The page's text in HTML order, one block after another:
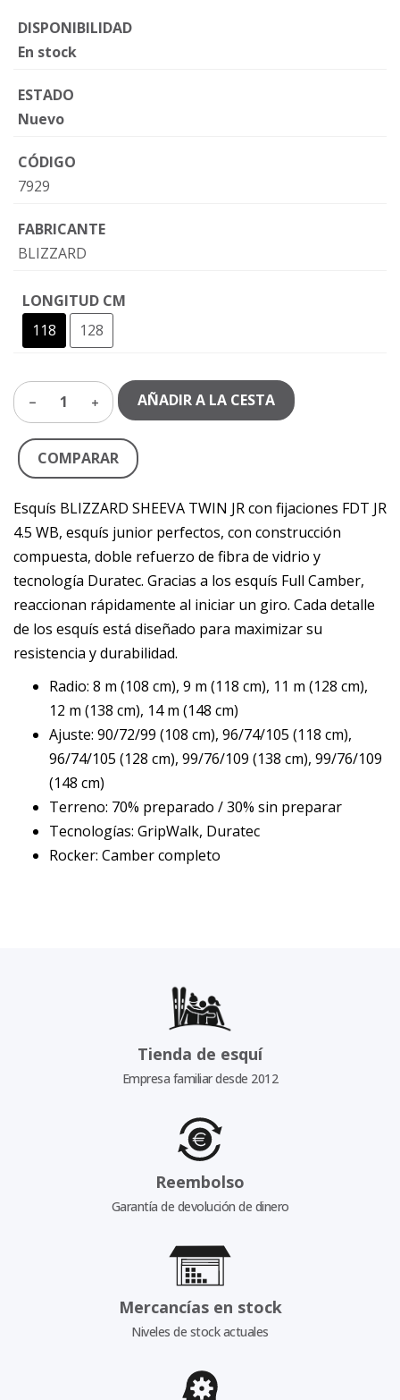
DISPONIBILIDAD
En stock
ESTADO
Nuevo
CÓDIGO
7929
FABRICANTE
BLIZZARD
LONGITUD CM
118
128
1 AÑADIR A LA CESTA
COMPARAR
Esquís BLIZZARD SHEEVA TWIN JR con fijaciones FDT JR
4.5 WB, esquís junior perfectos, con construcción
compuesta, doble refuerzo de fibra de vidrio y
tecnología Duratec. Gracias a los esquís Full Camber,
reaccionan rápidamente al iniciar un giro. Cada detalle
de los esquís está diseñado para maximizar su
resistencia y durabilidad.
Radio: 8 m (108 cm), 9 m (118 cm), 11 m (128 cm),
12 m (138 cm), 14 m (148 cm)
Ajuste: 90/72/99 (108 cm), 96/74/105 (118 cm),
96/74/105 (128 cm), 99/76/109 (138 cm), 99/76/109
(148 cm)
Terreno: 70% preparado / 30% sin preparar
Tecnologías: GripWalk, Duratec
Rocker: Camber completo
Tienda de esquí
Empresa familiar desde 2012
Reembolso
Garantía de devolución de dinero
Mercancías en stock
Niveles de stock actuales